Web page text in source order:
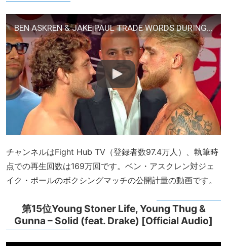
BEN ASKREN & JAKE PAUL TRADE WORDS DURING INTENSE FACE OFF AT WEIGH IN | FULL WEIGH IN VIDEO
チャンネルはFight Hub TV（登録者数97.4万人）、執筆時
点での再生回数は169万回です。ベン・アスクレン対ジェ
イク・ポールのボクシングマッチの公開計量の動画です。
第15位Young Stoner Life, Young Thug &
Gunna – Solid (feat. Drake) [Official Audio]